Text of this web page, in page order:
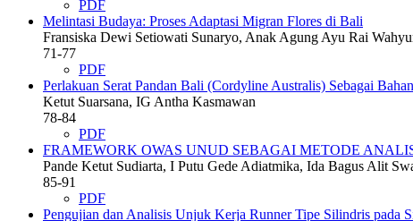
PDF
Melintasi Budaya: Proses Adaptasi Migran Flores di Bali
Fransiska Dewi Setiowati Sunaryo, Anak Agung Ayu Rai
71-77
PDF
Perlakuan Serat Pandan Bali (Cordyline Australis) Sebagai
Ketut Suarsana, IG Antha Kasmawan
78-84
PDF
FRAMEWORK OWAS UNUD SEBAGAI METODE
Pande Ketut Sudiarta, I Putu Gede Adiatmika, Ida Bagus Alit
85-91
PDF
Pengujian dan Analisis Unjuk Kerja Runner Tipe Silindris pada